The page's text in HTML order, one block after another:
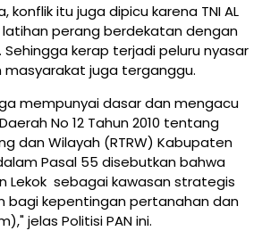
konflik itu juga dipicu karena TNI AL
perang berdekatan dengan
kerap terjadi peluru nyasar
juga terganggu.
mempunyai dasar dan mengacu
No 12 Tahun 2010 tentang
dan Wilayah (RTRW) Kabupaten
Pasal 55 disebutkan bahwa
Lekok sebagai kawasan strategis
bagi kepentingan pertanahan dan
jelas Politisi PAN ini.